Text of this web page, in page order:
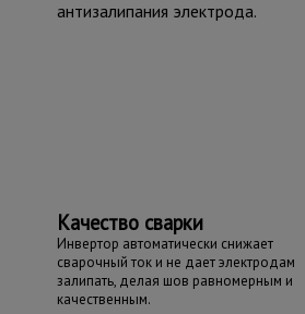
антизалипания электрода.
Качество сварки
Инвертор автоматически снижает
сварочный ток и не дает электродам
залипать, делая шов равномерным и
качественным.